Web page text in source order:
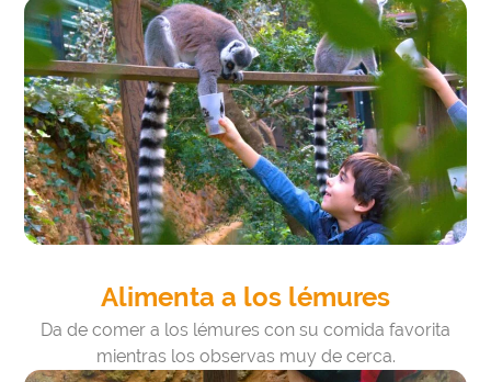
Alimenta a los lémures
Da de comer a los lémures con su comida favorita
mientras los observas muy de cerca.